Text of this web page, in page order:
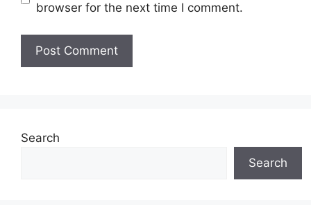
browser for the next time I comment.
Search
Search